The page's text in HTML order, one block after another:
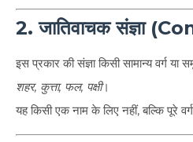
2. जातिवाचक संज्ञा
इस प्रकार की संज्ञा किसी सामान्य वर्ग
शहर, कुत्ता, फल, पक्षी।
यह किसी एक नाम के लिए नहीं, बल्कि पूरे